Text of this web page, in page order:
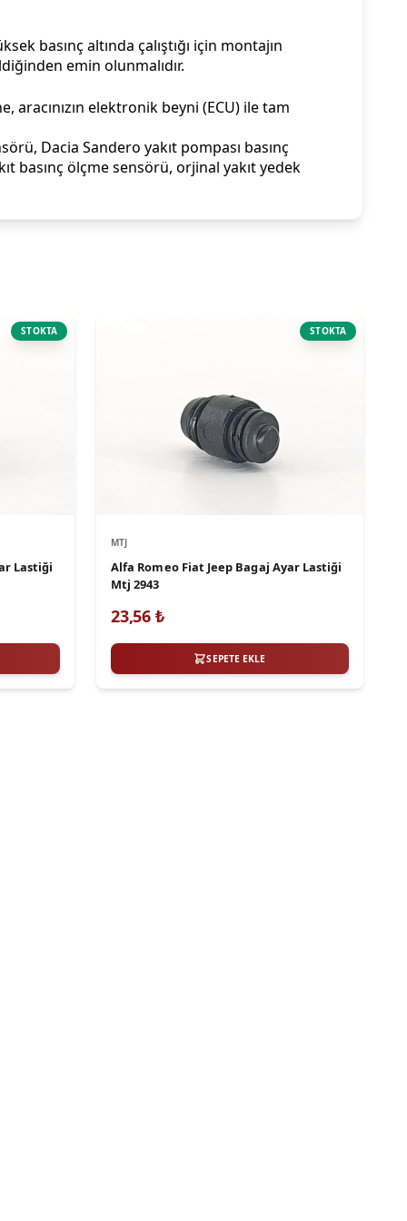
basınç altında çalıştığı için montajın
emin olunmalıdır.
aracınızın elektronik beyni (ECU) ile tam
Dacia Sandero yakıt pompası basınç
basınç ölçme sensörü, orjinal yakıt yedek
STOKTA
Lastiği
STOKTA
MTJ
Alfa Romeo Fiat Jeep Bagaj Ayar Lastiği
Mtj 2943
23,56 ₺
SEPETE EKLE